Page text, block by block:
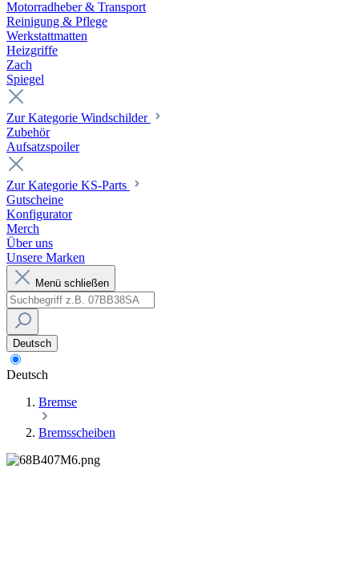
Motorradheber & Transport
Reinigung & Pflege
Werkstattmatten
Heizgriffe
Zach
Spiegel
Zur Kategorie Windschilder
Zubehör
Aufsatzspoiler
Zur Kategorie KS-Parts
Gutscheine
Konfigurator
Merch
Über uns
Unsere Marken
Menü schließen
Deutsch
Deutsch
Bremse
Bremsscheiben